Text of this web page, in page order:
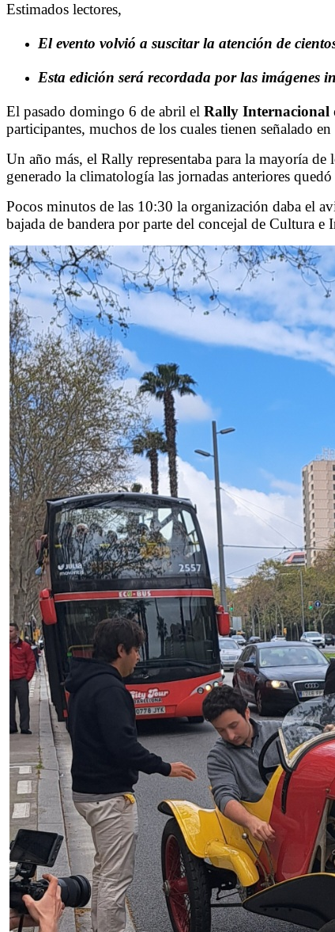
Estimados lectores,
El evento volvió a suscitar la atención de
Esta edición será recordada por las
El pasado domingo 6 de abril el Rally Internacional
participantes, muchos de los cuales tienen señalado
Un año más, el Rally representaba para la mayoría
generado la climatología las jornadas anteriores
Pocos minutos de las 10:30 la organización daba el
bajada de bandera por parte del concejal de Cultura e